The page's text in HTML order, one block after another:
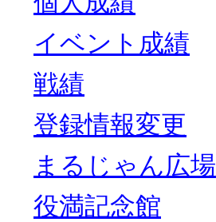
イベント成績
戦績
登録情報変更
まるじゃん広場
役満記念館